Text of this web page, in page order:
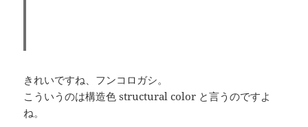
きれいですね、フンコロガシ。
こういうのは構造色 structural color と言うのですよ
ね。